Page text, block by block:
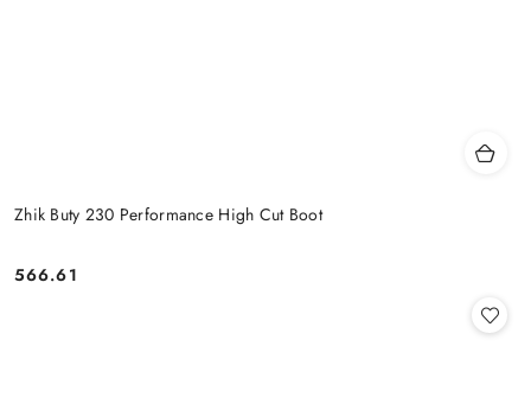
Zhik Buty 230 Performance High Cut Boot
Cena:
566.61